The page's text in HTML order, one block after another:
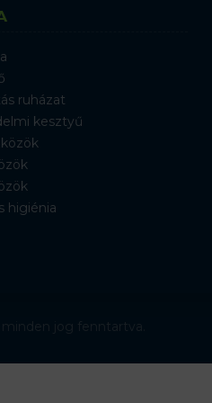
ruházat
kesztyű
higiénia